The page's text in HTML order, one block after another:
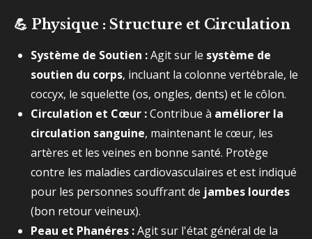
💪 Physique : Structure et Circulation
Système de Soutien :Agit sur le système de
soutien du corps, incluant la colonne vertébrale, le
coccyx, le squelette (os, ongles, dents) et le côlon.
Circulation et Cœur :Contribue à améliorer la
circulation sanguine, maintenant le cœur, les
artères et les veines en bonne santé. Protège
contre les maladies cardiovasculaires et est indiqué
pour les personnes souffrant de jambes lourdes
(bon retour veineux).
Peau et Phanéres :Agit sur l'état général de la